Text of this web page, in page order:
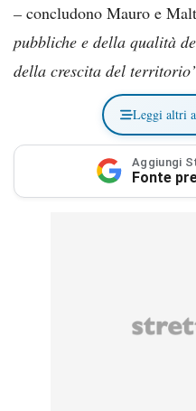
– concludono Mauro e
pubbliche e della qualità
della crescita del
Leggi altri
Aggiungi
Fonte